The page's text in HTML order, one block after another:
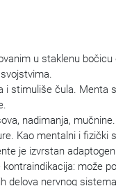
u staklenu
i stimuliše čula. Menta
nadimanja,
Kao mentalni i
je izvrstan
može
delova nervnog